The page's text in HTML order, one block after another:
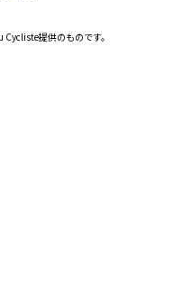
提供のものです。